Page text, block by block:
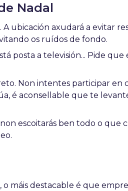
Nadal
ubicación axudará a evitar
os ruídos de fondo.
posta a televisión... Pide
Non intentes participar en
é aconsellable que te
escoitarás ben todo o que
máis destacable é que